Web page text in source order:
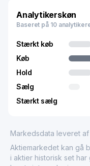
Analytikerskøn
Baseret på 10
Stærkt køb
Køb
Hold
Sælg
Stærkt sælg
Markedsdata leveret af
Aktiemarkedet kan gå
i aktier historisk set